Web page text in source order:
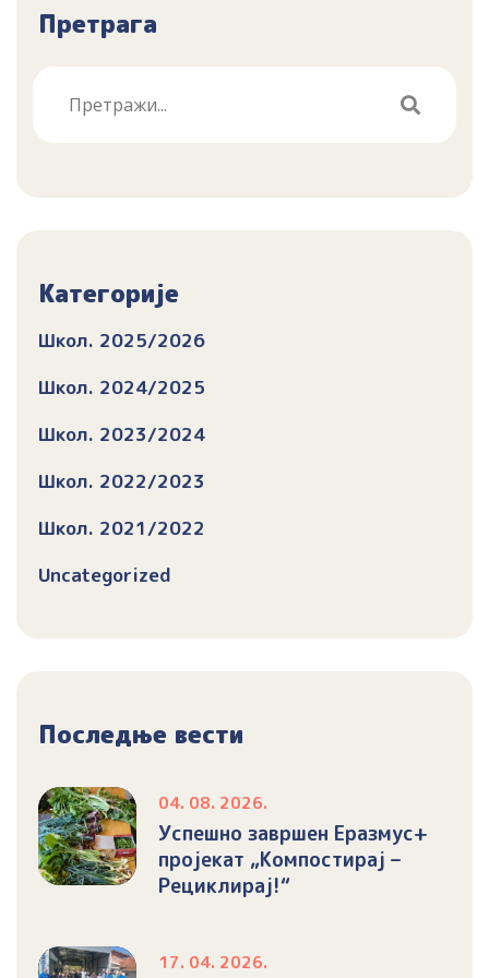
Претрага
Категорије
Школ. 2025/2026
Школ. 2024/2025
Школ. 2023/2024
Школ. 2022/2023
Школ. 2021/2022
Uncategorized
Последње вести
04. 08. 2026.
Успешно завршен Еразмус+
пројекат „Компостирај –
Рециклирај!“
17. 04. 2026.